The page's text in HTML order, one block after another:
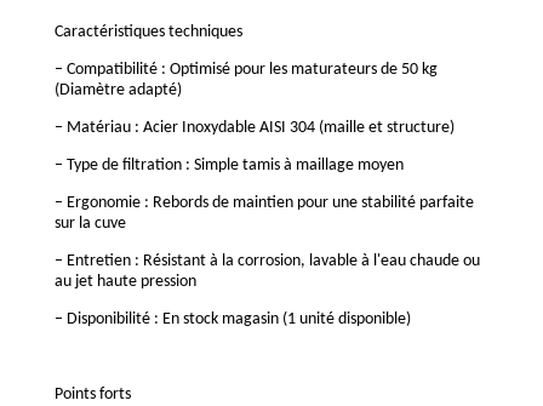
Caractéristiques techniques
– Compatibilité : Optimisé pour les maturateurs de 50 kg
(Diamètre adapté)
– Matériau : Acier Inoxydable AISI 304 (maille et structure)
– Type de filtration : Simple tamis à maillage moyen
– Ergonomie : Rebords de maintien pour une stabilité parfaite
sur la cuve
– Entretien : Résistant à la corrosion, lavable à l'eau chaude ou
au jet haute pression
– Disponibilité : En stock magasin (1 unité disponible)
Points forts